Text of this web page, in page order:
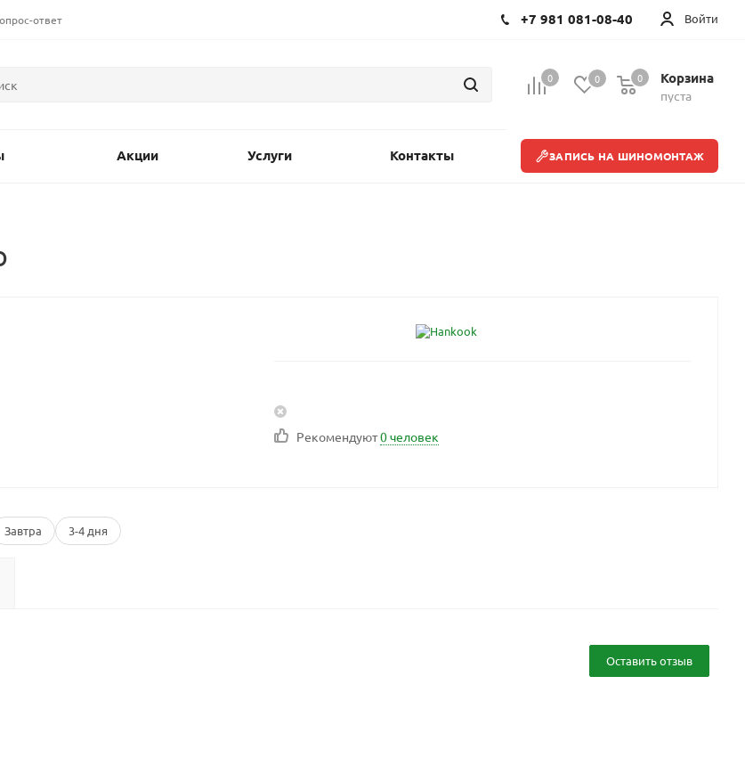
ответ Войти
+7 981 081-08-40
0 0 Корзина
пуста
0
Акции Услуги Контакты ЗАПИСЬ НА ШИНОМОНТАЖ
Рекомендуют0 человек
Завтра 3-4 дня
Оставить отзыв